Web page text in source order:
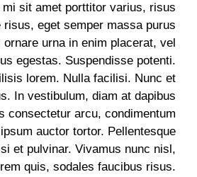
sit amet porttitor varius, risus
eget semper massa purus
urna in enim placerat, vel
egestas. Suspendisse potenti.
lorem. Nulla facilisi. Nunc et
In vestibulum, diam at dapibus
consectetur arcu, condimentum
auctor tortor. Pellentesque
et pulvinar. Vivamus nunc nisl,
quis, sodales faucibus risus.